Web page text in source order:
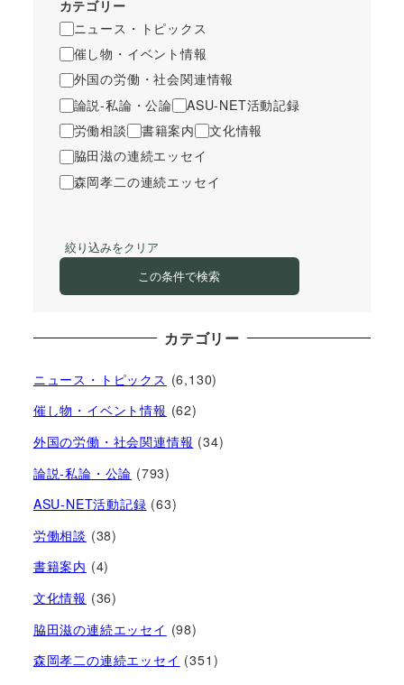
カテゴリー
ニュース・トピックス
催し物・イベント情報
外国の労働・社会関連情報
論説-私論・公論
ASU-NET活動記録
労働相談
書籍案内
文化情報
脇田滋の連続エッセイ
森岡孝二の連続エッセイ
絞り込みをクリア
この条件で検索
カテゴリー
ニュース・トピックス (6,130)
催し物・イベント情報 (62)
外国の労働・社会関連情報 (34)
論説-私論・公論 (793)
ASU-NET活動記録 (63)
労働相談 (38)
書籍案内 (4)
文化情報 (36)
脇田滋の連続エッセイ (98)
森岡孝二の連続エッセイ (351)